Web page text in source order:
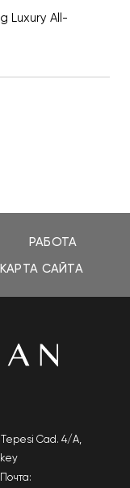
Luxury All-
РАБОТА
КАРТА САЙТА
Cad. 4/A,
Почта: